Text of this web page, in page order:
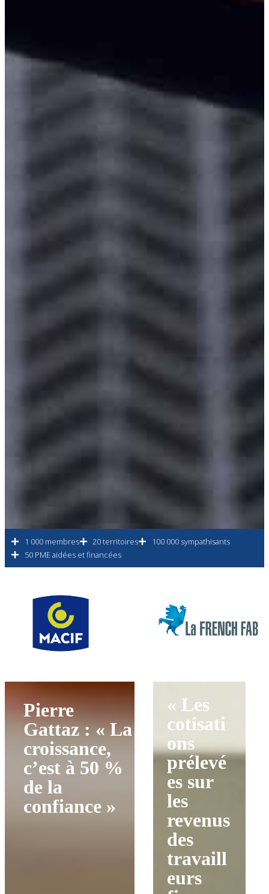
1 000 membres 20 territoires
100 000 sympathisants
50 PME aidées et financées
Pierre
Gattaz : « La
croissance,
c’est à 50 %
de la
confiance »
« Les
cotisati
ons
prélevé
es sur
les
revenus
des
travaill
eurs